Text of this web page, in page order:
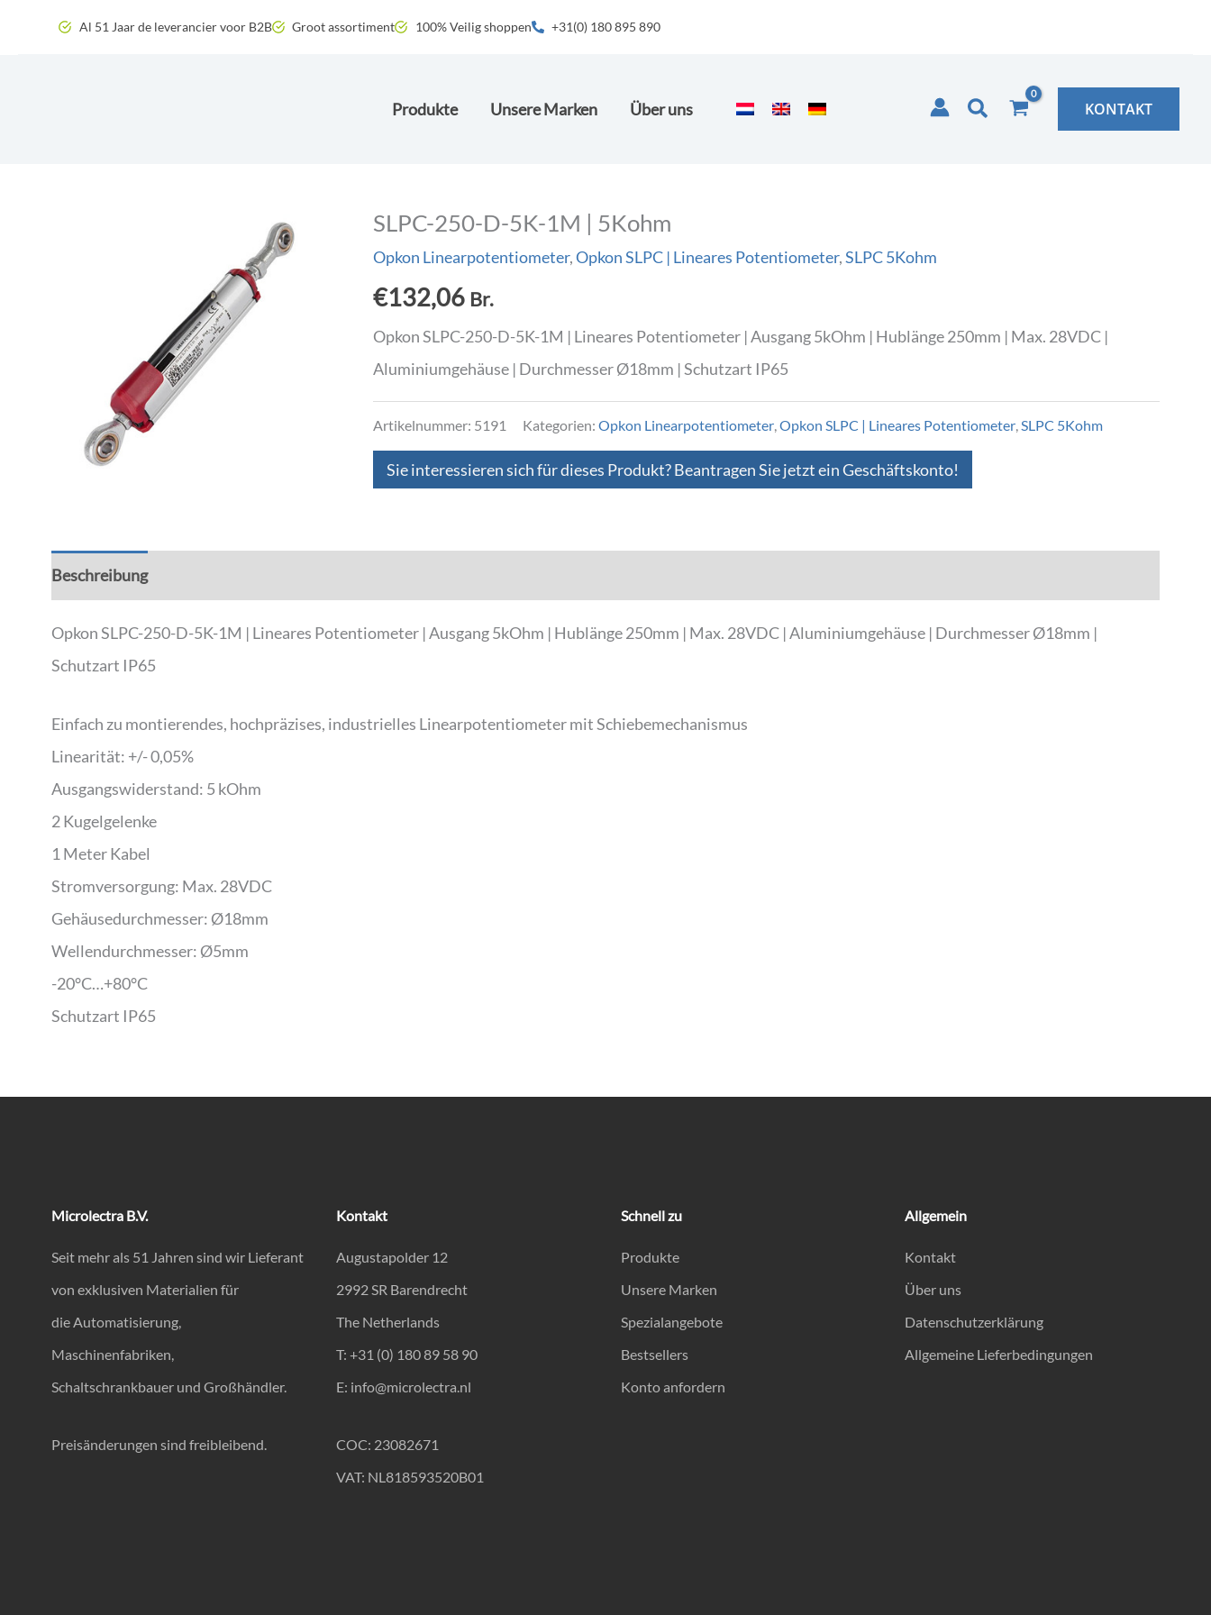
Al 51 Jaar de leverancier voor B2B Groot assortiment 100% Veilig shoppen +31(0) 180 895 890
Produkte Unsere Marken Über uns Suchen KONTAKT
SLPC-250-D-5K-1M | 5Kohm
Opkon Linearpotentiometer,Opkon SLPC | Lineares Potentiometer,SLPC 5Kohm
€132,06 Br.
Opkon SLPC-250-D-5K-1M | Lineares Potentiometer | Ausgang 5kOhm | Hublänge 250mm | Max. 28VDC |
Aluminiumgehäuse | Durchmesser Ø18mm | Schutzart IP65
Artikelnummer: 5191 Kategorien: Opkon Linearpotentiometer,Opkon SLPC | Lineares Potentiometer,SLPC 5Kohm
Sie interessieren sich für dieses Produkt? Beantragen Sie jetzt ein Geschäftskonto!
Beschreibung
Opkon SLPC-250-D-5K-1M | Lineares Potentiometer | Ausgang 5kOhm | Hublänge 250mm | Max. 28VDC | Aluminiumgehäuse | Durchmesser Ø18mm |
Schutzart IP65
Einfach zu montierendes, hochpräzises, industrielles Linearpotentiometer mit Schiebemechanismus
Linearität: +/- 0,05%
Ausgangswiderstand: 5 kOhm
2 Kugelgelenke
1 Meter Kabel
Stromversorgung: Max. 28VDC
Gehäusedurchmesser: Ø18mm
Wellendurchmesser: Ø5mm
-20°C…+80°C
Schutzart IP65
Microlectra B.V.
Seit mehr als 51 Jahren sind wir Lieferant
von exklusiven Materialien für
die Automatisierung,
Maschinenfabriken,
Schaltschrankbauer und Großhändler.
Preisänderungen sind freibleibend.
Kontakt
Augustapolder 12
2992 SR Barendrecht
The Netherlands
T: +31 (0) 180 89 58 90
E: info@microlectra.nl
COC: 23082671
VAT: NL818593520B01
Schnell zu
Produkte
Unsere Marken
Spezialangebote
Bestsellers
Konto anfordern
Allgemein
Kontakt
Über uns
Datenschutzerklärung
Allgemeine Lieferbedingungen